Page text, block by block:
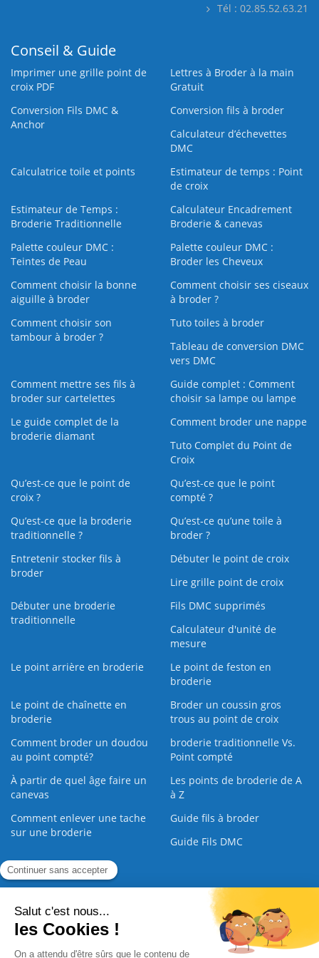
Tél : 02.85.52.63.21
Conseil & Guide
Imprimer une grille point de
croix PDF
Lettres à Broder à la main
Gratuit
Conversion Fils DMC &
Anchor
Conversion fils à broder
Calculateur d’échevettes
DMC
Calculatrice toile et points
Estimateur de temps : Point
de croix
Estimateur de Temps :
Broderie Traditionnelle
Calculateur Encadrement
Broderie & canevas
Palette couleur DMC :
Teintes de Peau
Palette couleur DMC :
Broder les Cheveux
Comment choisir la bonne
aiguille à broder
Comment choisir ses ciseaux
à broder ?
Comment choisir son
tambour à broder ?
Tuto toiles à broder
Tableau de conversion DMC
vers DMC
Comment mettre ses fils à
broder sur cartelettes
Guide complet : Comment
choisir sa lampe ou lampe
Le guide complet de la
broderie diamant
Comment broder une nappe
Tuto Complet du Point de
Croix
Qu’est-ce que le point de
croix ?
Qu’est-ce que le point
compté ?
Qu’est-ce que la broderie
traditionnelle ?
Qu’est‑ce qu’une toile à
broder ?
Entretenir stocker fils à
broder
Débuter le point de croix
Lire grille point de croix
Débuter une broderie
traditionnelle
Fils DMC supprimés
Calculateur d'unité de
mesure
Le point arrière en broderie
Le point de feston en
broderie
Le point de chaînette en
broderie
Broder un coussin gros
trous au point de croix
Comment broder un doudou
au point compté?
broderie traditionnelle Vs.
Point compté
À partir de quel âge faire un
canevas
Les points de broderie de A
à Z
Comment enlever une tache
sur une broderie
Guide fils à broder
Guide Fils DMC
Guide de la Broderie
Nous contacter |